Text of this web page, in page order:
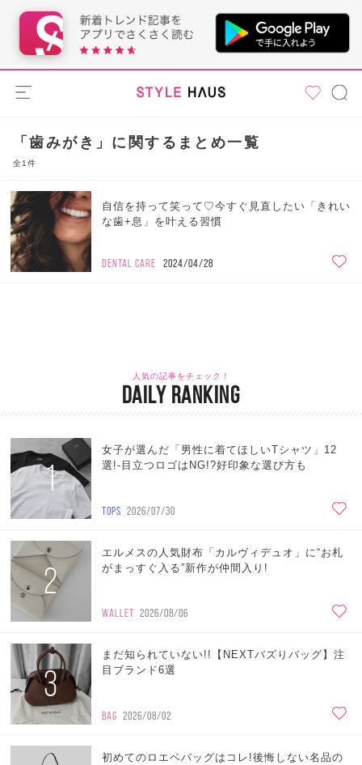
「歯みがき」に関するまとめ一覧
全1件
自信を持って笑って♡今すぐ見直したい「きれい
な歯+息」を叶える習慣
DENTAL CARE 2024/04/28
人気の記事をチェック！
DAILY RANKING
1
女子が選んだ「男性に着てほしいTシャツ」12
選!-目立つロゴはNG!?好印象な選び方も
TOPS 2026/07/30
2
エルメスの人気財布「カルヴィデュオ」に“お札
がまっすぐ入る”新作が仲間入り!
WALLET 2026/08/06
3
まだ知られていない!!【NEXTバズりバッグ】注
目ブランド6選
BAG 2026/08/02
初めてのロエベバッグはコレ!後悔しない名品の